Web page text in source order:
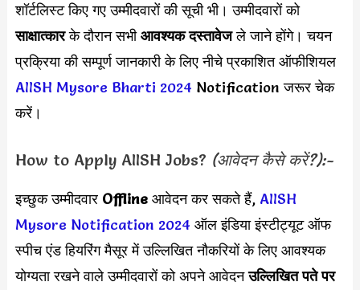
शॉर्टलिस्ट किए गए उम्मीदवारों की सूची भी। उम्मीदवारों को
साक्षात्कारके दौरान सभीआवश्यक दस्तावेजले जाने होंगे। चयन
प्रक्रिया की सम्पूर्ण जानकारी के लिए नीचे प्रकाशित ऑफीशियल
AIISH Mysore Bharti 2024 Notification जरूर चेक
करें।
How to Apply AIISH Jobs? (आवेदन कैसे करें?):-
इच्छुक उम्मीदवार Offline आवेदन कर सकते हैं, AIISH
Mysore Notification 2024 ऑल इंडिया इंस्टीट्यूट ऑफ
स्पीच एंड हियरिंग मैसूर में उल्लिखित नौकरियों के लिए आवश्यक
योग्यता रखने वाले उम्मीदवारों को अपने आवेदनउल्लिखित पते पर